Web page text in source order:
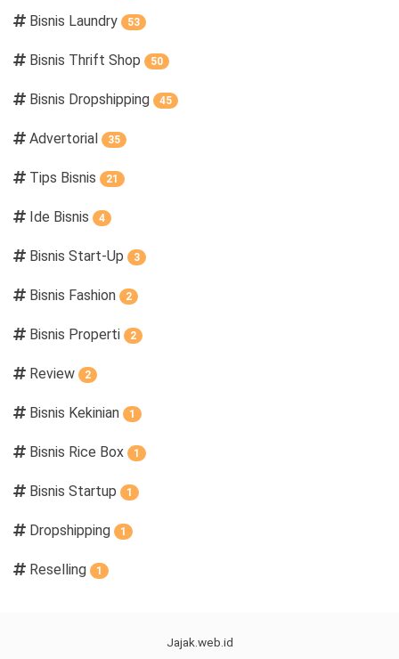
Bisnis Laundry 53
Bisnis Thrift Shop 50
Bisnis Dropshipping 45
Advertorial 35
Tips Bisnis 21
Ide Bisnis 4
Bisnis Start-Up 3
Bisnis Fashion 2
Bisnis Properti 2
Review 2
Bisnis Kekinian 1
Bisnis Rice Box 1
Bisnis Startup 1
Dropshipping 1
Reselling 1
Jajak.web.id